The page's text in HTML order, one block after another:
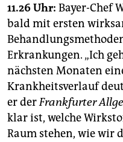
11.26 Uhr: Bayer-Chef
bald mit ersten
Erkrankungen. „Ich
nächsten Monaten
Krankheitsverlauf
er derFrankfurter
klar ist, welche
Raum stehen, wie wir